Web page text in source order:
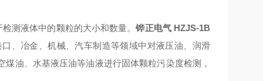
测液体中的颗粒的大小和数量。铧正电气 HZJS-1B
、冶金、机械、汽车制造等领域中对液压油、润滑
油、水基液压油等油液进行固体颗粒污染度检测，